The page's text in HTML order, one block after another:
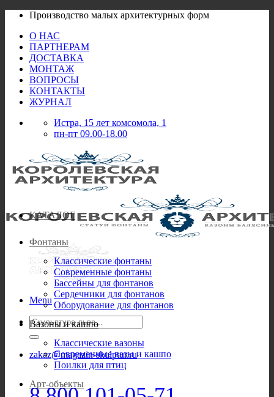
Skip
content
Производство малых архитектурных форм
О НАС
ПАРТНЕРАМ
ДОСТАВКА
МОНТАЖ
ВОПРОСЫ
КОНТАКТЫ
ЖУРНАЛ
Истра, 15 лет комсомола, 1
пн-пт 09.00-18.00
Menu
Искать:
zakaz@magazin-skulptur.ru
КАТАЛОГ
Фонтаны
Классические фонтаны
Современные фонтаны
Бассейны для фонтанов
Сердечники для фонтанов
Оборудование для фонтанов
Вазоны и кашпо
Классические вазоны
Современные вазы и кашпо
Поилки для птиц
Арт-объекты